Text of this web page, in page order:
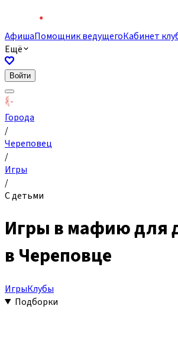
АфишаПомощник ведущегоКабинет
Ещё
Войти
Города
/
Череповец
/
Игры
/
С детьми
Игры в мафию для
в Череповце
ИгрыКлубы
Подборки